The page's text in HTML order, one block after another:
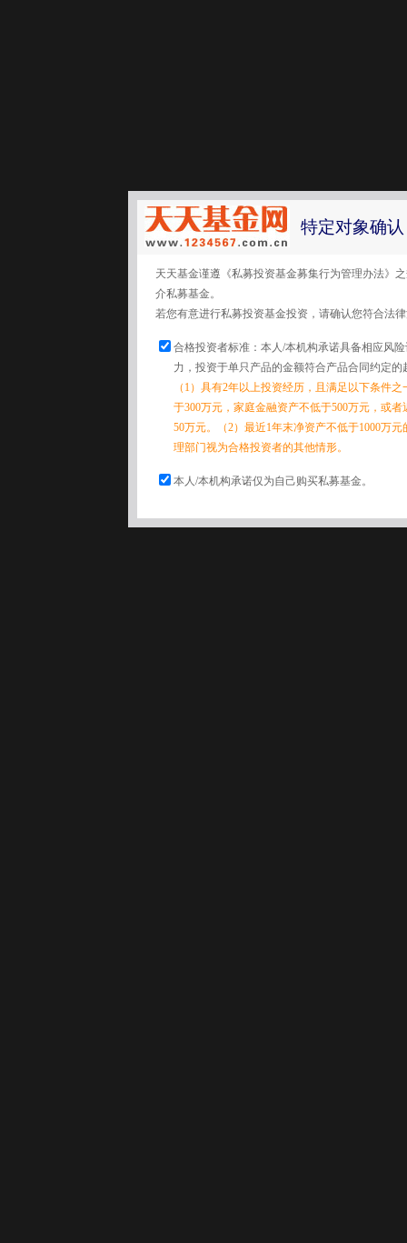
特定对象确认
天天基金谨遵《私募投资基金募集行为管理办法》
介私募基金。
若您有意进行私募投资基金投资，请确认您符合法
合格投资者标准：本人/本机构承诺具备相应风
力，投资于单只产品的金额符合产品合同约定的
（1）具有2年以上投资经历，且满足以下条件
于300万元，家庭金融资产不低于500万元，或
50万元。（2）最近1年末净资产不低于1000万
理部门视为合格投资者的其他情形。
本人/本机构承诺仅为自己购买私募基金。